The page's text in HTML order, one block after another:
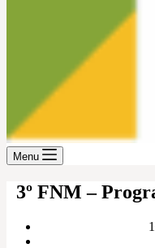
Menu
3º FNM –